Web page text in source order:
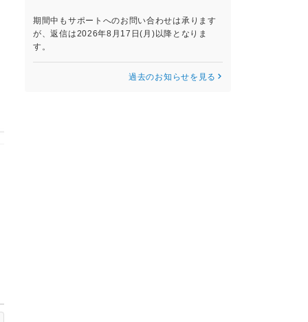
期間中もサポートへのお問い合わせは承ります
が、返信は2026年8月17日(月)以降となりま
す。
過去のお知らせを見る